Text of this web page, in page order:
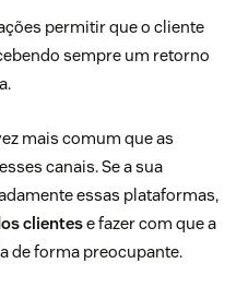
permitir que o cliente
sempre um retorno
mais comum que as
canais. Se a sua
essas plataformas,
clientese fazer com que a
de forma preocupante.